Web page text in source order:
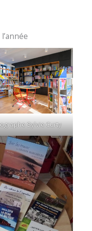
Sylvie Curty